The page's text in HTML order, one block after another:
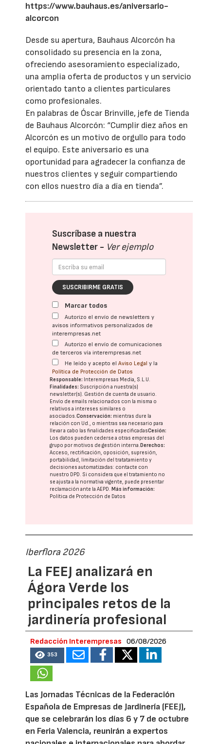
https://www.bauhaus.es/aniversario-
alcorcon
Desde su apertura, Bauhaus Alcorcón ha
consolidado su presencia en la zona,
ofreciendo asesoramiento especializado,
una amplia oferta de productos y un servicio
orientado tanto a clientes particulares
como profesionales.
En palabras de Óscar Brinville, jefe de Tienda
de Bauhaus Alcorcón: “Cumplir diez años en
Alcorcón es un motivo de orgullo para todo
el equipo. Este aniversario es una
oportunidad para agradecer la confianza de
nuestros clientes y seguir compartiendo
con ellos nuestro día a día en tienda”.
Suscríbase a nuestra
Newsletter - Ver ejemplo
SUSCRIBIRME GRATIS
Marcar todos
Autorizo el envío de newsletters y
avisos informativos personalizados de
interempresas.net
Autorizo el envío de comunicaciones
de terceros vía interempresas.net
He leído y acepto elAviso Legal y la
Política de Protección de Datos
Responsable: Interempresas Media, S.L.U.
Finalidades: Suscripción a nuestra(s)
newsletter(s). Gestión de cuenta de usuario.
Envío de emails relacionados con la misma o
relativos a intereses similares o
asociados.Conservación: mientras dure la
relación con Ud., o mientras sea necesario para
llevar a cabo las finalidades especificadasCesión:
Los datos pueden cederse a otras empresas del
grupo por motivos de gestión interna. Derechos:
Acceso, rectificación, oposición, supresión,
portabilidad, limitación del tratatamiento y
decisiones automatizadas: contacte con
nuestro DPD. Si considera que el tratamiento no
se ajusta a la normativa vigente, puede presentar
reclamación ante laAEPD. Más información:
Política de Protección de Datos
Iberflora 2026
La FEEJ analizará en
Ágora Verde los
principales retos de la
jardinería profesional
Redacción Interempresas 06/08/2026
353
Las Jornadas Técnicas de la Federación
Española de Empresas de Jardinería (FEEJ),
que se celebrarán los días 6 y 7 de octubre
en Feria Valencia, reunirán a expertos